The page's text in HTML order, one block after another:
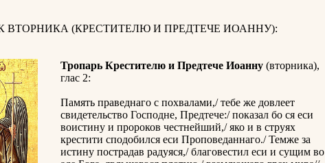
ВТОРНИКА (КРЕСТИТЕЛЮ И ПРЕДТЕЧЕ ИОАННУ):
Тропарь Крестителю и Предтече Иоанну (вторника),
глас 2:
Память праведнаго с похвалами,/ тебе же довлеет
свидетельство Господне, Предтече:/ показал бо ся еси
воистину и пророков честнейший,/ яко и в струях
крестити сподобился еси Проповеданнаго./ Темже за
истину пострадав радуяся,/ благовестил еси и сущим во